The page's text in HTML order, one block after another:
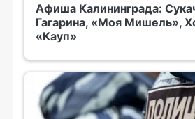
Афиша Калининграда:
Гагарина, «Моя Мишель»,
«Кауп»